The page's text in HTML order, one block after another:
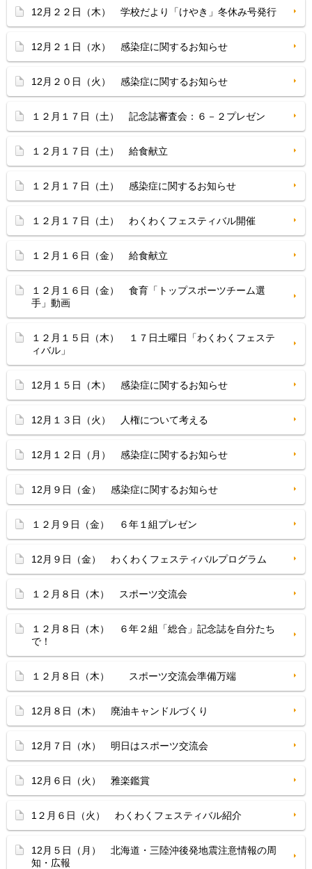
12月２２日（木） 学校だより「けやき」冬休み号発行
12月２１日（水） 感染症に関するお知らせ
12月２０日（火） 感染症に関するお知らせ
１２月１７日（土） 記念誌審査会：６－２プレゼン
１２月１７日（土） 給食献立
１２月１７日（土） 感染症に関するお知らせ
１２月１７日（土） わくわくフェスティバル開催
１２月１６日（金） 給食献立
１２月１６日（金） 食育「トップスポーツチーム選
手」動画
１２月１５日（木） １７日土曜日「わくわくフェステ
ィバル」
12月１５日（木） 感染症に関するお知らせ
12月１３日（火） 人権について考える
12月１２日（月） 感染症に関するお知らせ
12月９日（金） 感染症に関するお知らせ
１２月９日（金） ６年１組プレゼン
12月９日（金） わくわくフェスティバルプログラム
１２月８日（木） スポーツ交流会
１２月８日（木） ６年２組「総合」記念誌を自分たち
で！
１２月８日（木） スポーツ交流会準備万端
12月８日（木） 廃油キャンドルづくり
12月７日（水） 明日はスポーツ交流会
12月６日（火） 雅楽鑑賞
1２月６日（火） わくわくフェスティバル紹介
12月５日（月） 北海道・三陸沖後発地震注意情報の周
知・広報